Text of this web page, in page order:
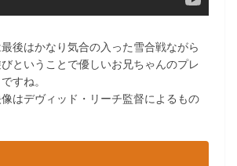
後はかなり気合の入った雪合戦ながら
ということで優しいお兄ちゃんのプレ
すね。
はデヴィッド・リーチ監督によるもの